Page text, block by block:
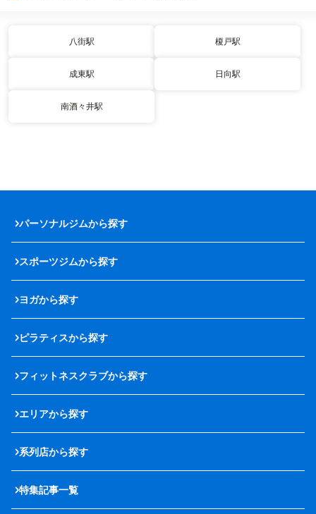
八街駅 榎戸駅
成東駅 日向駅
南酒々井駅
パーソナルジムから探す
スポーツジムから探す
ヨガから探す
ピラティスから探す
フィットネスクラブから探す
エリアから探す
系列店から探す
特集記事一覧